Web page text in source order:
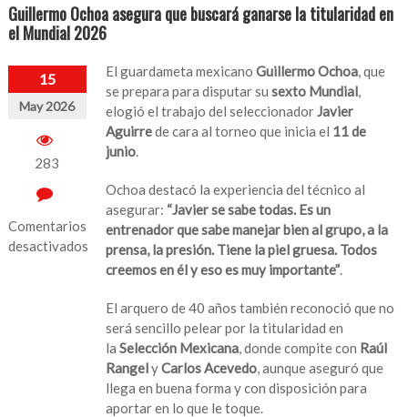
Guillermo Ochoa asegura que buscará ganarse la titularidad en
el Mundial 2026
15
May 2026
283
Comentarios
desactivados
El guardameta mexicanoGuillermo Ochoa, que
se prepara para disputar susexto Mundial,
elogió el trabajo del seleccionadorJavier
Aguirrede cara al torneo que inicia el 11 de
junio.
Ochoa destacó la experiencia del técnico al
asegurar: “Javier se sabe todas. Es un
entrenador que sabe manejar bien al grupo, a la
prensa, la presión. Tiene la piel gruesa. Todos
creemos en él y eso es muy importante”.
El arquero de 40 años también reconoció que no
será sencillo pelear por la titularidad en
laSelección Mexicana, donde compite con Raúl
RangelyCarlos Acevedo, aunque aseguró que
llega en buena forma y con disposición para
aportar en lo que le toque.